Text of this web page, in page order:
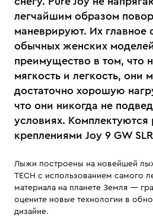
легчайшим образом
маневрируют. Их главное
обычных женских
преимущество в том, что
мягкость и легкость, они
достаточно хорошую
что они никогда не
условиях. Комплектуются
креплениями Joy 9 GW
Лыжи построены на новейшей
TECH с использованием самого
материала на планете Земля —
оцените новые технологии в
дизайне.